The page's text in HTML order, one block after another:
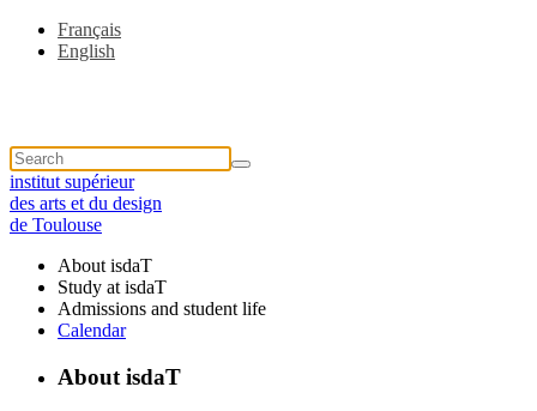
Français
English
institut supérieur
des arts et du design
de Toulouse
About isdaT
Study at isdaT
Admissions and student life
Calendar
About isdaT